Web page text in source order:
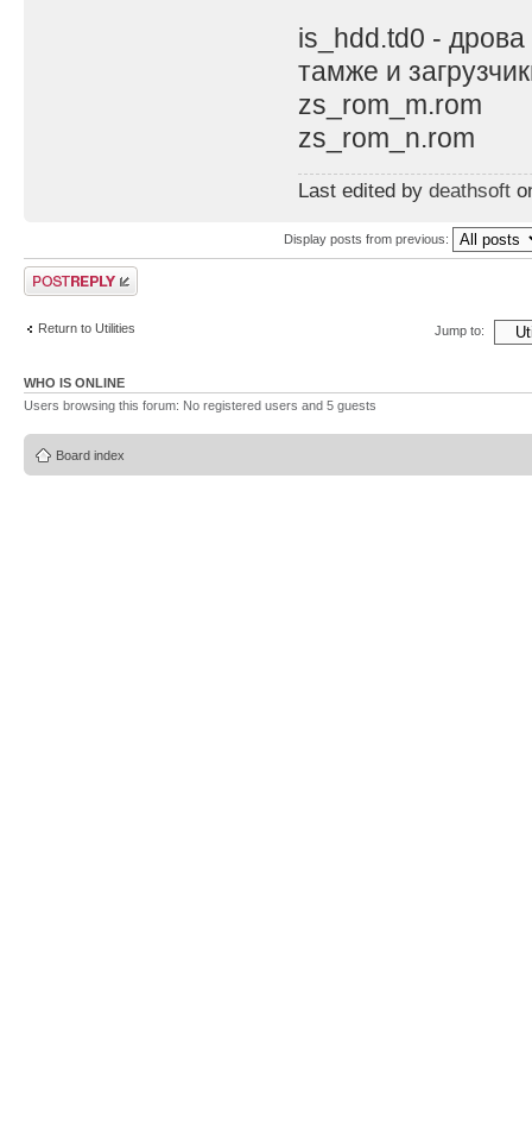
is_hdd.td0 -
тамже и
zs_rom_m.rom
zs_rom_n.rom
Last edited by deathsoft
Display posts from previous:
Post a reply
Return to Utilities Jump to:
WHO IS ONLINE
Users browsing this forum: No registered users and 5 guests
Board index